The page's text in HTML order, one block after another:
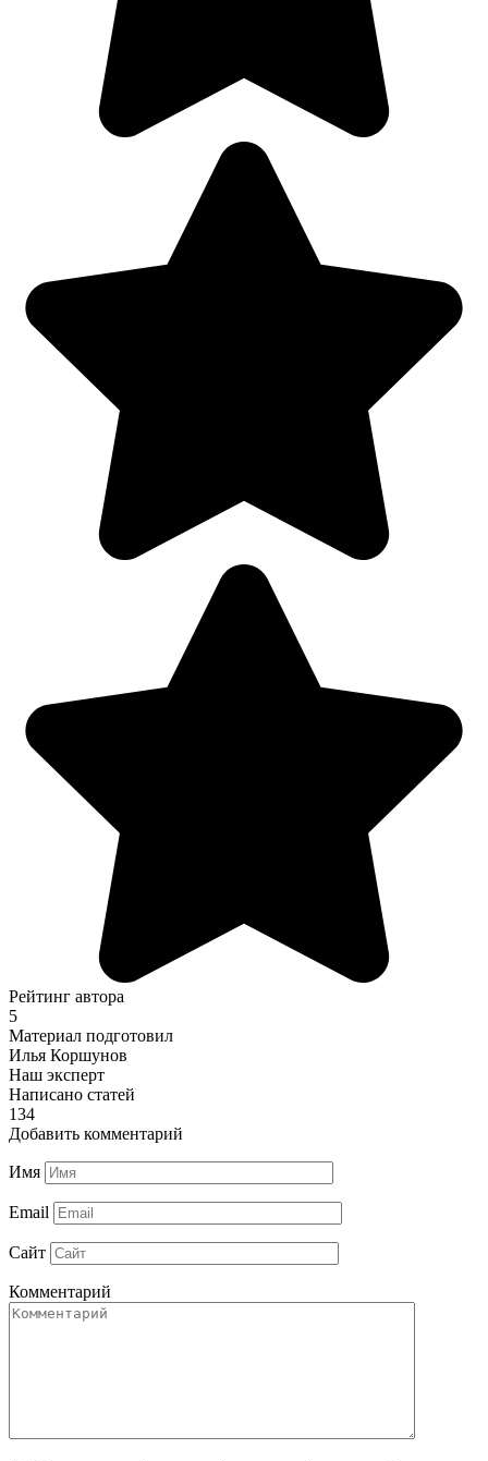
Рейтинг автора
5
Материал подготовил
Илья Коршунов
Наш эксперт
Написано статей
134
Добавить комментарий
Имя
Email
Сайт
Комментарий